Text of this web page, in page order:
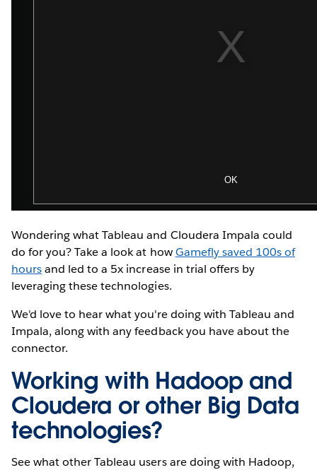
Wondering what Tableau and Cloudera Impala could
do for you? Take a look at howGamefly saved 100s of
hoursand led to a 5x increase in trial offers by
leveraging these technologies.
We'd love to hear what you're doing with Tableau and
Impala, along with any feedback you have about the
connector.
Working with Hadoop and
Cloudera or other Big Data
technologies?
See what other Tableau users are doing with Hadoop,